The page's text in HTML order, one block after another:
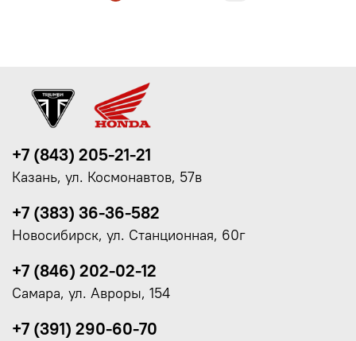
+7 (843) 205-21-21
Казань, ул. Космонавтов, 57в
+7 (383) 36-36-582
Новосибирск, ул. Станционная, 60г
+7 (846) 202-02-12
Самара, ул. Авроры, 154
+7 (391) 290-60-70